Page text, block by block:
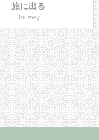
旅に出る
Journey